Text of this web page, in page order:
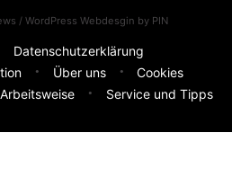
/ WordPress Webdesgin by PIN
Datenschutzerklärung
Über uns
Cookies
Service und Tipps